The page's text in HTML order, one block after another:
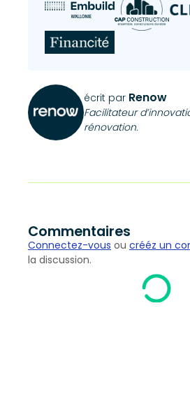
écrit par Renow
Facilitateur
rénovation.
Commentaires
Connectez-vous ou crééz un
la discussion.